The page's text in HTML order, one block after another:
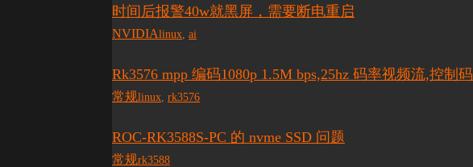
时间后报警40w就黑屏，需要断电重启
NVIDIAlinux ai
Rk3576 mpp 编码1080p 1.5M bps,25hz 码率视频流,控制
常规linux rk3576
ROC-RK3588S-PC 的 nvme SSD 问题
常规rk3588